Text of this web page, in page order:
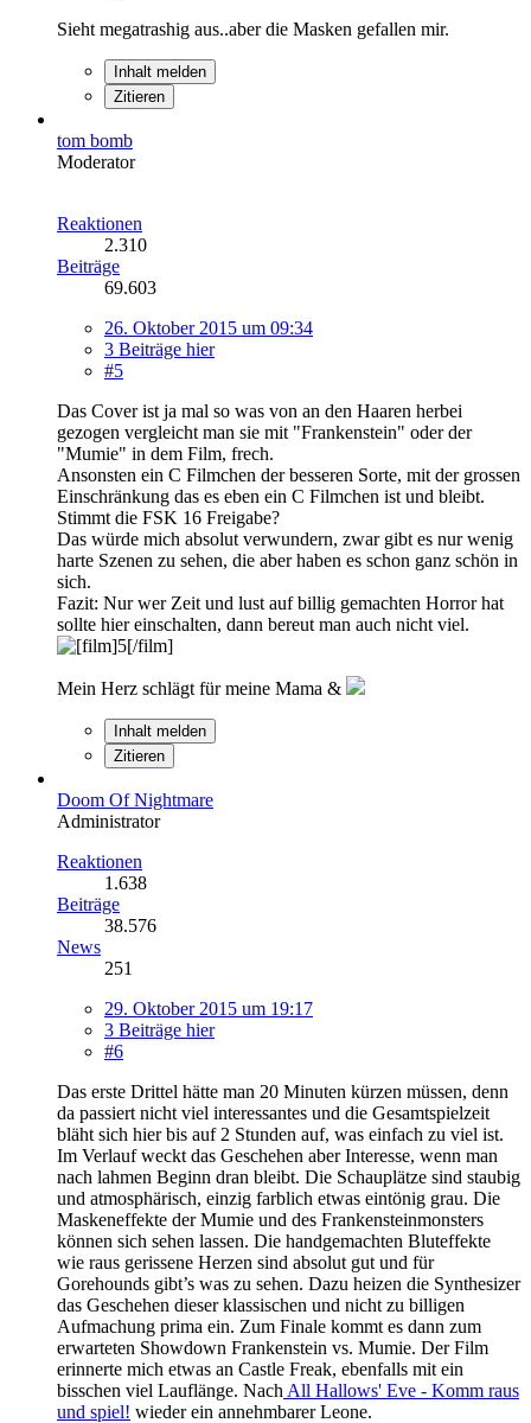
Sieht megatrashig aus..aber die Masken gefallen mir.
Inhalt melden
Zitieren
tom bomb
Moderator
Reaktionen
2.310
Beiträge
69.603
26. Oktober 2015 um 09:34
3 Beiträge hier
#5
Das Cover ist ja mal so was von an den Haaren herbei
gezogen vergleicht man sie mit "Frankenstein" oder der
"Mumie" in dem Film, frech.
Ansonsten ein C Filmchen der besseren Sorte, mit der grossen
Einschränkung das es eben ein C Filmchen ist und bleibt.
Stimmt die FSK 16 Freigabe?
Das würde mich absolut verwundern, zwar gibt es nur wenig
harte Szenen zu sehen, die aber haben es schon ganz schön in
sich.
Fazit: Nur wer Zeit und lust auf billig gemachten Horror hat
sollte hier einschalten, dann bereut man auch nicht viel.
Mein Herz schlägt für meine Mama &
Inhalt melden
Zitieren
Doom Of Nightmare
Administrator
Reaktionen
1.638
Beiträge
38.576
News
251
29. Oktober 2015 um 19:17
3 Beiträge hier
#6
Das erste Drittel hätte man 20 Minuten kürzen müssen, denn
da passiert nicht viel interessantes und die Gesamtspielzeit
bläht sich hier bis auf 2 Stunden auf, was einfach zu viel ist.
Im Verlauf weckt das Geschehen aber Interesse, wenn man
nach lahmen Beginn dran bleibt. Die Schauplätze sind staubig
und atmosphärisch, einzig farblich etwas eintönig grau. Die
Maskeneffekte der Mumie und des Frankensteinmonsters
können sich sehen lassen. Die handgemachten Bluteffekte
wie raus gerissene Herzen sind absolut gut und für
Gorehounds gibt’s was zu sehen. Dazu heizen die Synthesizer
das Geschehen dieser klassischen und nicht zu billigen
Aufmachung prima ein. Zum Finale kommt es dann zum
erwarteten Showdown Frankenstein vs. Mumie. Der Film
erinnerte mich etwas an Castle Freak, ebenfalls mit ein
bisschen viel Lauflänge. Nach All Hallows' Eve - Komm raus
und spiel! wieder ein annehmbarer Leone.